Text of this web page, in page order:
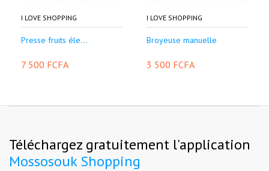
I LOVE SHOPPING
Presse fruits éle...
7 500 FCFA
I LOVE SHOPPING
Broyeuse manuelle
3 500 FCFA
Téléchargez gratuitement l'application
Mossosouk Shopping